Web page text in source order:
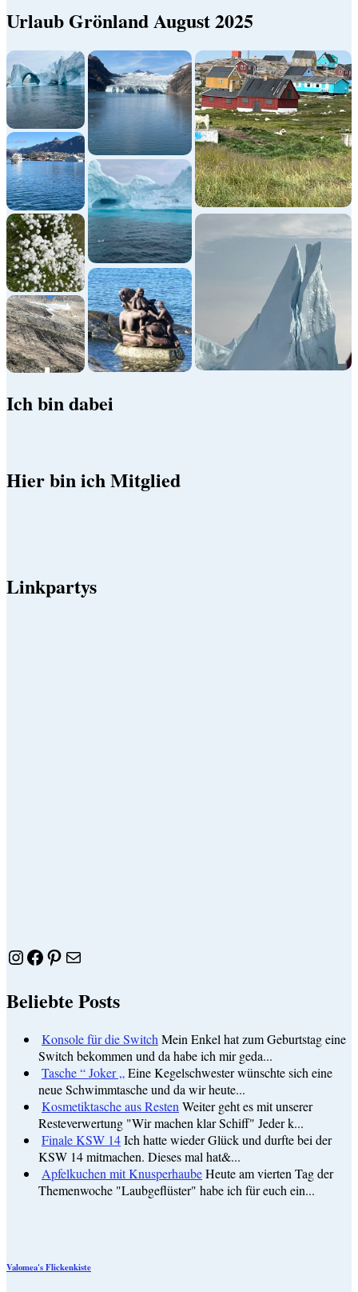
Urlaub Grönland August 2025
Ich bin dabei
Hier bin ich Mitglied
Linkpartys
Instagram
Facebook
Pinterest
E-Mail
Beliebte Posts
Konsole für die Switch Mein Enkel hat zum Geburtstag eine
Switch bekommen und da habe ich mir geda...
Tasche “ Joker „ Eine Kegelschwester wünschte sich eine
neue Schwimmtasche und da wir heute...
Kosmetiktasche aus Resten Weiter geht es mit unserer
Resteverwertung "Wir machen klar Schiff" Jeder k...
Finale KSW 14Ich hatte wieder Glück und durfte bei der
KSW 14 mitmachen. Dieses mal hat&...
Apfelkuchen mit KnusperhaubeHeute am vierten Tag der
Themenwoche "Laubgeflüster" habe ich für euch ein...
Valomea's Flickenkiste